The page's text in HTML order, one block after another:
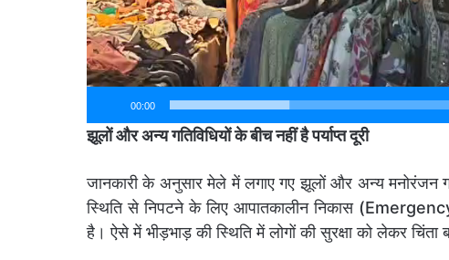
00:00
झूलों और अन्य गतिविधियों के बीच नहीं है पर्याप्त दूरी
जानकारी के अनुसार मेले में लगाए गए झूलों और अन्य मनोरंजन
स्थिति से निपटने के लिए आपातकालीन निकास (Emergency
है। ऐसे में भीड़भाड़ की स्थिति में लोगों की सुरक्षा को लेकर चिंता